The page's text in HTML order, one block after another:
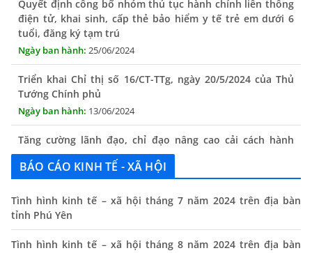
điện tử, khai sinh, cấp thẻ bảo hiểm y tế trẻ em dưới 6
tuổi, đăng ký tạm trú
25/06/2024
Triển khai Chỉ thị số 16/CT-TTg, ngày 20/5/2024 của Thủ
Tướng Chính phủ
13/06/2024
Tăng cường lãnh đạo, chỉ đạo nâng cao cải cách hành
chính
13/06/2024
xã tháng 11/2025
THÔNG BÁO Niêm yết danh mục dịch vụ công trực tuyến
BÁO CÁO KINH TẾ - XÃ HỘI
Tình hình kinh tế – xã hội tháng 7 năm 2024 trên địa bàn
tỉnh Phú Yên
Tình hình kinh tế – xã hội tháng 8 năm 2024 trên địa bàn